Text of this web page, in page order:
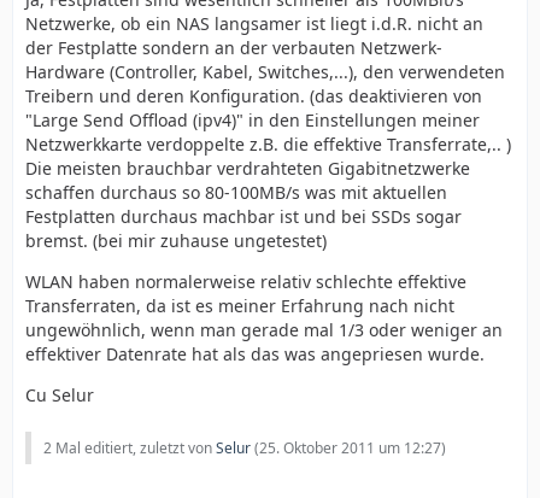
Netzwerke, ob ein NAS langsamer ist liegt i.d.R. nicht an
der Festplatte sondern an der verbauten Netzwerk-
Hardware (Controller, Kabel, Switches,...), den verwendeten
Treibern und deren Konfiguration. (das deaktivieren von
"Large Send Offload (ipv4)" in den Einstellungen meiner
Netzwerkkarte verdoppelte z.B. die effektive Transferrate,.. )
Die meisten brauchbar verdrahteten Gigabitnetzwerke
schaffen durchaus so 80-100MB/s was mit aktuellen
Festplatten durchaus machbar ist und bei SSDs sogar
bremst. (bei mir zuhause ungetestet)
WLAN haben normalerweise relativ schlechte effektive
Transferraten, da ist es meiner Erfahrung nach nicht
ungewöhnlich, wenn man gerade mal 1/3 oder weniger an
effektiver Datenrate hat als das was angepriesen wurde.
Cu Selur
2 Mal editiert, zuletzt vonSelur(25. Oktober 2011 um 12:27)